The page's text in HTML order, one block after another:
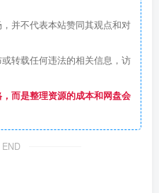
并不代表本站赞同其观点和对
转载任何违法的相关信息，访
而是整理资源的成本和网盘会